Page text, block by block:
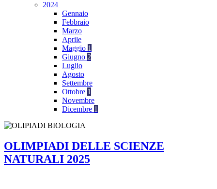
2024
Gennaio
Febbraio
Marzo
Aprile
Maggio 1
Giugno 2
Luglio
Agosto
Settembre
Ottobre 1
Novembre
Dicembre 1
OLIMPIADI DELLE SCIENZE
NATURALI 2025